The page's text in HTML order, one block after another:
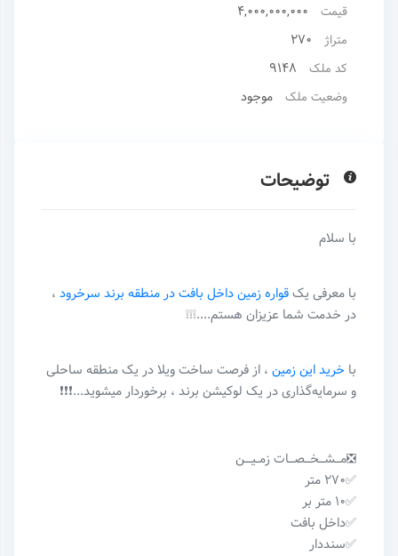
قیمت
4,000,000,000
متراژ 270
کد ملک 9148
وضعیت ملک موجود
توضیحات
با سلام
با معرفی یکقواره زمین داخل بافت در منطقه برند سرخرود ،
در خدمت شما عزیزان هستم....❕❕❕
با خرید این زمین ، از فرصت ساخت ویلا در یک منطقه ساحلی
و سرمایه‌گذاری در یک لوکیشن برند ، برخوردار میشوید...❗️❗️❗️
❎مـــشـــخـــصـــات زمــیــــن
✅۲۷۰ متر
✅۱۰ متر بر
✅داخل بافت
✅سنددار